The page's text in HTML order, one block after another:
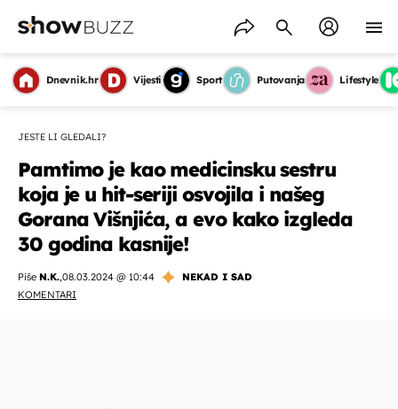
Dnevnik.hr Vijesti Sport Putovanja Lifestyle
JESTE LI GLEDALI?
Pamtimo je kao medicinsku sestru
koja je u hit-seriji osvojila i našeg
Gorana Višnjića, a evo kako izgleda
30 godina kasnije!
Piše N.K.,08.03.2024 @ 10:44
NEKAD I SAD
KOMENTARI